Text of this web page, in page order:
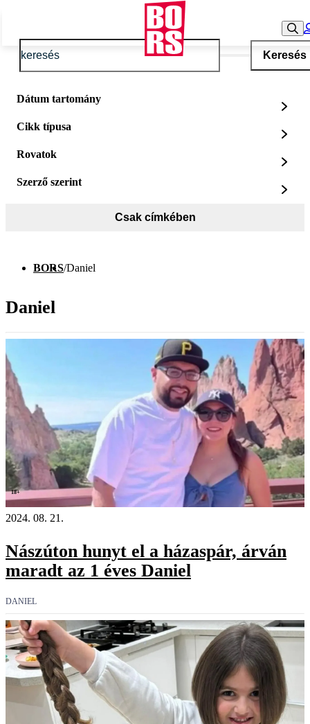
Keresés
Dátum tartomány
Cikk típusa
Rovatok
Szerző szerint
Csak címkében
BORS/Daniel
Daniel
18+
2024. 08. 21.
Nászúton hunyt el a házaspár, árván
maradt az 1 éves Daniel
DANIEL